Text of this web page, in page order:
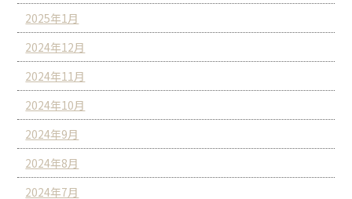
2025年1月
2024年12月
2024年11月
2024年10月
2024年9月
2024年8月
2024年7月